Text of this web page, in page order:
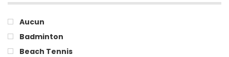
Aucun
Badminton
Beach Tennis